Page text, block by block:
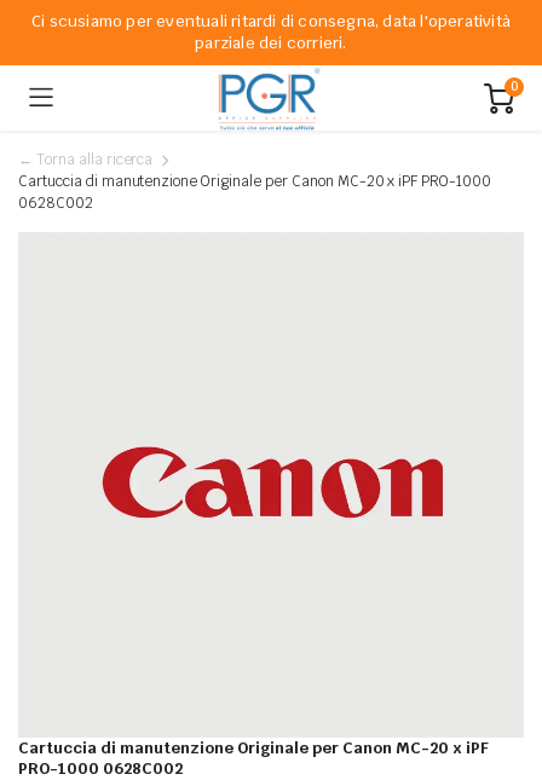
Ci scusiamo per eventuali ritardi di consegna, data l'operatività
parziale dei corrieri.
0
← Torna alla ricerca
Cartuccia di manutenzione Originale per Canon MC-20 x iPF PRO-1000
0628C002
Cartuccia di manutenzione Originale per Canon MC-20 x iPF
PRO-1000 0628C002